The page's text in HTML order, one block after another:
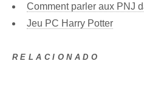
Comment parler aux PNJ
Jeu PC Harry Potter
RELACIONADO